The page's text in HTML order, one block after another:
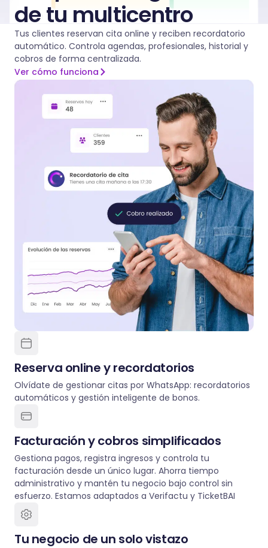
de tu multicentro
Tus clientes reservan cita online y reciben recordatorio
automático. Controla agendas, profesionales, historial y
cobros de forma centralizada.
Ver cómo funciona
Reserva online y recordatorios
Olvídate de gestionar citas por WhatsApp: recordatorios
automáticos y gestión inteligente de bonos.
Facturación y cobros simplificados
Gestiona pagos, registra ingresos y controla tu
facturación desde un único lugar. Ahorra tiempo
administrativo y mantén tu negocio bajo control sin
esfuerzo. Estamos adaptados a Verifactu y TicketBAI
Tu negocio de un solo vistazo